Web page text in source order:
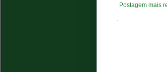
Postagem mais
.